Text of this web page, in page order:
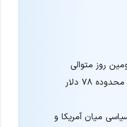
روز متوالی
افزایش یافته و در محدوده ۷۸ دلار
میان آمریکا و